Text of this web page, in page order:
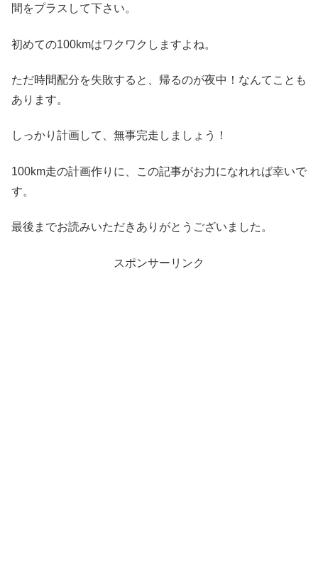
間をプラスして下さい。
初めての100kmはワクワクしますよね。
ただ時間配分を失敗すると、帰るのが夜中！なんてことも
あります。
しっかり計画して、無事完走しましょう！
100km走の計画作りに、この記事がお力になれれば幸いで
す。
最後までお読みいただきありがとうございました。
スポンサーリンク